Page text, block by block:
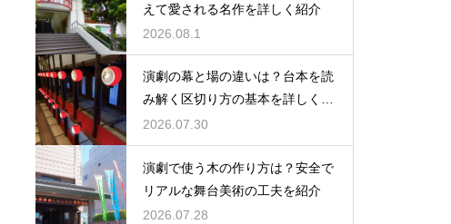
えて愛される名作を詳しく紹介
2026.08.1
演劇の幕と場の違いは？台本を読
み解く区切り方の基本を詳しく解
説
2026.07.30
演劇で使う木の作り方は？安全で
リアルな舞台美術の工夫を紹介
2026.07.28